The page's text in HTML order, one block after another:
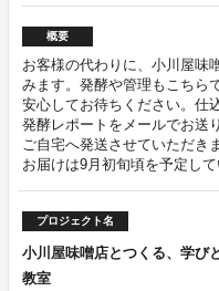
概要
お客様の代わりに、小川屋味
みます。発酵や管理もこちら
安心してお待ちください。仕
発酵レポートをメールでお送
ご自宅へ発送させていただき
お届けは9月初旬頃を予定して
プロジェクト名
小川屋味噌店とつくる、学び
教室